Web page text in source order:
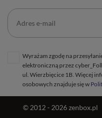
Informacja o połączeniu
Wyrażam zgodę na
elektroniczną przez
ul. Wierzbięcice 1B. Więcej
osobowych znajduje się w
© 2012 - 2026 zenbox.pl